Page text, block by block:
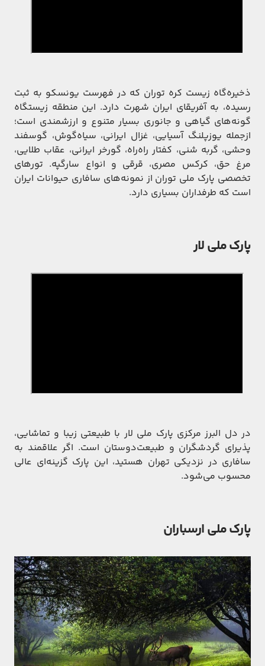
ذخیره‌گاه زیست کره توران که در فهرست یونسکو به ثبت
رسیده، به آفریقای ایران شهرت دارد. این منطقه زیستگاه
گونه‌های گیاهی و جانوری بسیار متنوع و ارزشمندی است؛
ازجمله یوزپلنگ آسیایی، غزال ایرانی، سیاه‌گوش، گوسفند
وحشی، گربه شنی، کفتار راه‌راه، گورخر ایرانی، عقاب طلایی،
مرغ حق، کرکس مصری، قرقی و انواع سارگپه. تورهای
تخصصی پارک ملی توران از نمونه‌های سافاری حیوانات ایران
است که طرفداران بسیاری دارد.
پارک ملی لار
در دل البرز مرکزی پارک ملی لار با طبیعتی زیبا و تماشایی،
پذیرای گردشگران و طبیعت‌دوستان است. اگر علاقمند به
سافاری در نزدیکی تهران هستید، این پارک گزینه‌‌ای عالی
محسوب می‌شود.
پارک ملی ارسباران